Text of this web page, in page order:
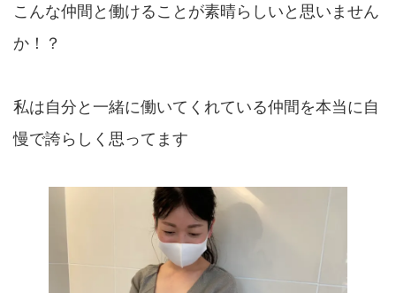
こんな仲間と働けることが素晴らしいと思いません
か！？
私は自分と一緒に働いてくれている仲間を本当に自
慢で誇らしく思ってます